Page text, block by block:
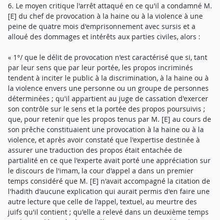
6. Le moyen critique l'arrêt attaqué en ce qu'il a condamné M.
[E] du chef de provocation à la haine ou à la violence à une
peine de quatre mois d'emprisonnement avec sursis et a
alloué des dommages et intérêts aux parties civiles, alors :
« 1°/ que le délit de provocation n'est caractérisé que si, tant
par leur sens que par leur portée, les propos incriminés
tendent à inciter le public à la discrimination, à la haine ou à
la violence envers une personne ou un groupe de personnes
déterminées ; qu'il appartient au juge de cassation d'exercer
son contrôle sur le sens et la portée des propos poursuivis ;
que, pour retenir que les propos tenus par M. [E] au cours de
son prêche constituaient une provocation à la haine ou à la
violence, et après avoir constaté que l'expertise destinée à
assurer une traduction des propos était entachée de
partialité en ce que l'experte avait porté une appréciation sur
le discours de l'imam, la cour d'appel a dans un premier
temps considéré que M. [E] n'avait accompagné la citation de
l'hadith d'aucune explication qui aurait permis d'en faire une
autre lecture que celle de l'appel, textuel, au meurtre des
juifs qu'il contient ; qu'elle a relevé dans un deuxième temps